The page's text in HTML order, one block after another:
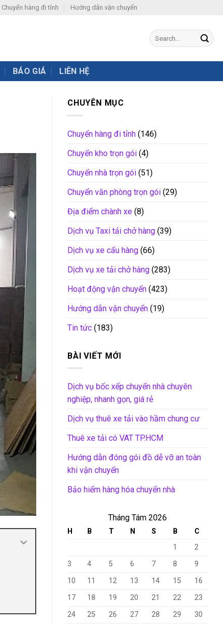
Chuyển hàng đi tỉnh Hướng dẫn vận chuyển
BÁO GIÁ LIÊN HỆ
CHUYÊN MỤC
Chuyển hàng đi tỉnh (146)
Chuyển kho trọn gói (4)
Chuyển nhà trọn gói (51)
Chuyển văn phòng trọn gói (29)
Địa điểm chành xe (8)
Dịch vụ Taxi tải chở hàng (39)
Dịch vụ xe cẩu hàng (66)
Dịch vụ xe tải chở hàng (283)
Hoạt động vận chuyển (423)
Hướng dẫn vận chuyển (19)
Tin tức (183)
BÀI VIẾT MỚI
Dịch vụ bốc xếp chuyển nhà chuyên
nghiệp, nhanh gọn, giá rẻ
Dịch vụ thuê xe tải vào hầm chung cư
Thuê xe tải có VAT TP.HCM
Hướng dẫn đóng gói đồ dễ vỡ an toàn
khi vận chuyển
Bảo hiểm hàng hóa chuyển nhà
Tháng Tám 2026
H B T N S B
C
1
2
3
4 5 6 7 8
9
10
11 12 13 14 15
16
17
18 19 20 21 22
23
24
25 26 27 28 29
30